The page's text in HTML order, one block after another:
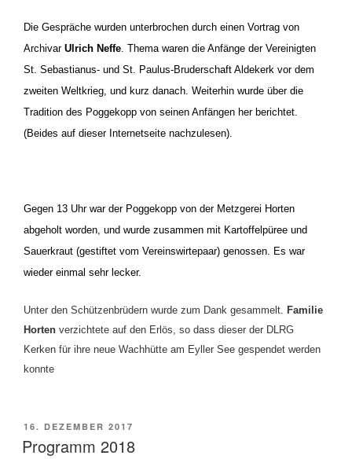
Die Gespräche wurden unterbrochen durch einen Vortrag von
Archivar Ulrich Neffe . Thema waren die Anfänge der Vereinigten
St. Sebastianus- und St. Paulus-Bruderschaft Aldekerk vor dem
zweiten Weltkrieg, und kurz danach. Weiterhin wurde über die
Tradition des Poggekopp von seinen Anfängen her berichtet.
(Beides auf dieser Internetseite nachzulesen).
Gegen 13 Uhr war der Poggekopp von der Metzgerei Horten
abgeholt worden, und wurde zusammen mit Kartoffelpüree und
Sauerkraut (gestiftet vom Vereinswirtepaar) genossen. Es war
wieder einmal sehr lecker.
Unter den Schützenbrüdern wurde zum Dank gesammelt. Familie
Horten verzichtete auf den Erlös, so dass dieser der DLRG
Kerken für ihre neue Wachhütte am Eyller See gespendet werden
konnte
VERÖFFENTLICHT
AM
16. DEZEMBER 2017
Programm 2018